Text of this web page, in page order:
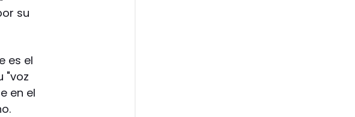
su
es el
"voz
en el